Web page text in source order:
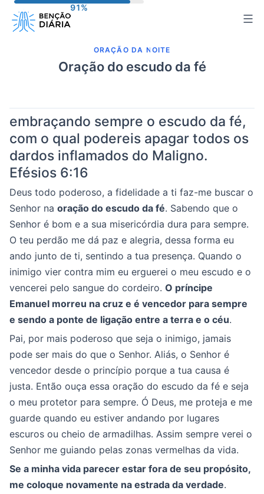
para
ORAÇÃO DA NOITE
Oração do escudo da fé
embraçando sempre o escudo da fé,
com o qual podereis apagar todos os
dardos inflamados do Maligno.
Efésios 6:16
Deus todo poderoso, a fidelidade a ti faz-me buscar o
Senhor na oração do escudo da fé. Sabendo que o
Senhor é bom e a sua misericórdia dura para sempre.
O teu perdão me dá paz e alegria, dessa forma eu
ando junto de ti, sentindo a tua presença. Quando o
inimigo vier contra mim eu erguerei o meu escudo e o
vencerei pelo sangue do cordeiro. O príncipe
Emanuel morreu na cruz e é vencedor para sempre
e sendo a ponte de ligação entre a terra e o céu.
Pai, por mais poderoso que seja o inimigo, jamais
pode ser mais do que o Senhor. Aliás, o Senhor é
vencedor desde o princípio porque a tua causa é
justa. Então ouça essa oração do escudo da fé e seja
o meu protetor para sempre. Ó Deus, me proteja e me
guarde quando eu estiver andando por lugares
escuros ou cheio de armadilhas. Assim sempre verei o
Senhor me guiando pelas zonas vermelhas da vida.
Se a minha vida parecer estar fora de seu propósito,
me coloque novamente na estrada da verdade.